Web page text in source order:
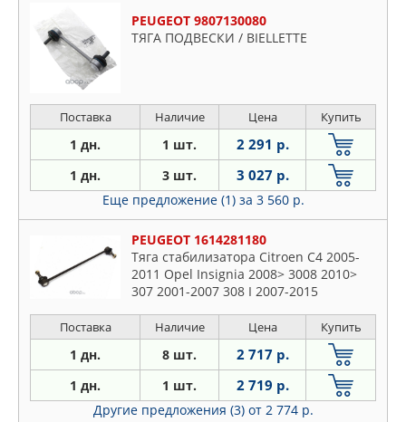
PEUGEOT 9807130080
ТЯГА ПОДВЕСКИ / BIELLETTE
Поставка Наличие Цена Купить
1 дн. 1 шт. 2 291 р.
1 дн. 3 шт. 3 027 р.
Еще предложение (1) за 3 560 р.
PEUGEOT 1614281180
Тяга стабилизатора Citroen C4 2005-
2011 Opel Insignia 2008> 3008 2010>
307 2001-2007 308 I 2007-2015
Поставка Наличие Цена Купить
1 дн. 8 шт. 2 717 р.
1 дн. 1 шт. 2 719 р.
Другие предложения (3) от 2 774 р.